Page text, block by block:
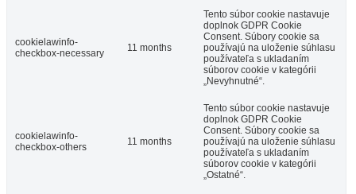
cookielawinfo-
checkbox-necessary
11 months
Tento súbor cookie nastavuje
doplnok GDPR Cookie
Consent. Súbory cookie sa
používajú na uloženie súhlasu
používateľa s ukladaním
súborov cookie v kategórii
„Nevyhnutné“.
cookielawinfo-
checkbox-others
11 months
Tento súbor cookie nastavuje
doplnok GDPR Cookie
Consent. Súbory cookie sa
používajú na uloženie súhlasu
používateľa s ukladaním
súborov cookie v kategórii
„Ostatné“.